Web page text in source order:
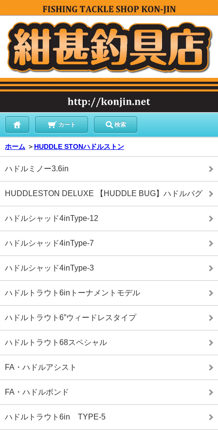
カート 検索
ホーム ＞ HUDDLE STONハドルストン
ハドルミノー3.6in
HUDDLESTON DELUXE 【HUDDLE BUG】ハドルバグ
ハドルシャッド4inType-12
ハドルシャッド4inType-7
ハドルシャッド4inType-3
ハドルトラウト6inトーナメントモデル
ハドルトラウト6”ウィードレスタイプ
ハドルトラウト68スペシャル
FA・ハドルアシスト
FA・ハドルボンド
ハドルトラウト6in TYPE-5